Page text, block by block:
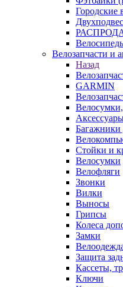
Городские
Велозапчасти и
Назад
GARMIN
Багажники
Стойки и
Велосумки
Велофляги
Звонки
Вилки
Выносы
Грипсы
Колеса
Замки
Защита
Кассеты,
Ключи